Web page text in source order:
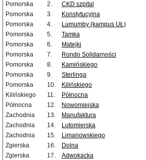
Pomorska
2. CKD szpital
Pomorska
3. Konstytucyjna
Pomorska
4. Lumumby (kampus UŁ)
Pomorska
5. Tamka
Pomorska
6. Matejki
Pomorska
7. Rondo Solidarności
Pomorska
8. Kamińskiego
Pomorska
9. Sterlinga
Pomorska
10. Kilińskiego
Kilińskiego
11. Północna
Północna
12. Nowomiejska
Zachodnia
13. Manufaktura
Zachodnia
14. Lutomierska
Zachodnia
15. Limanowskiego
Zgierska
16. Dolna
Zgierska
17. Adwokacka